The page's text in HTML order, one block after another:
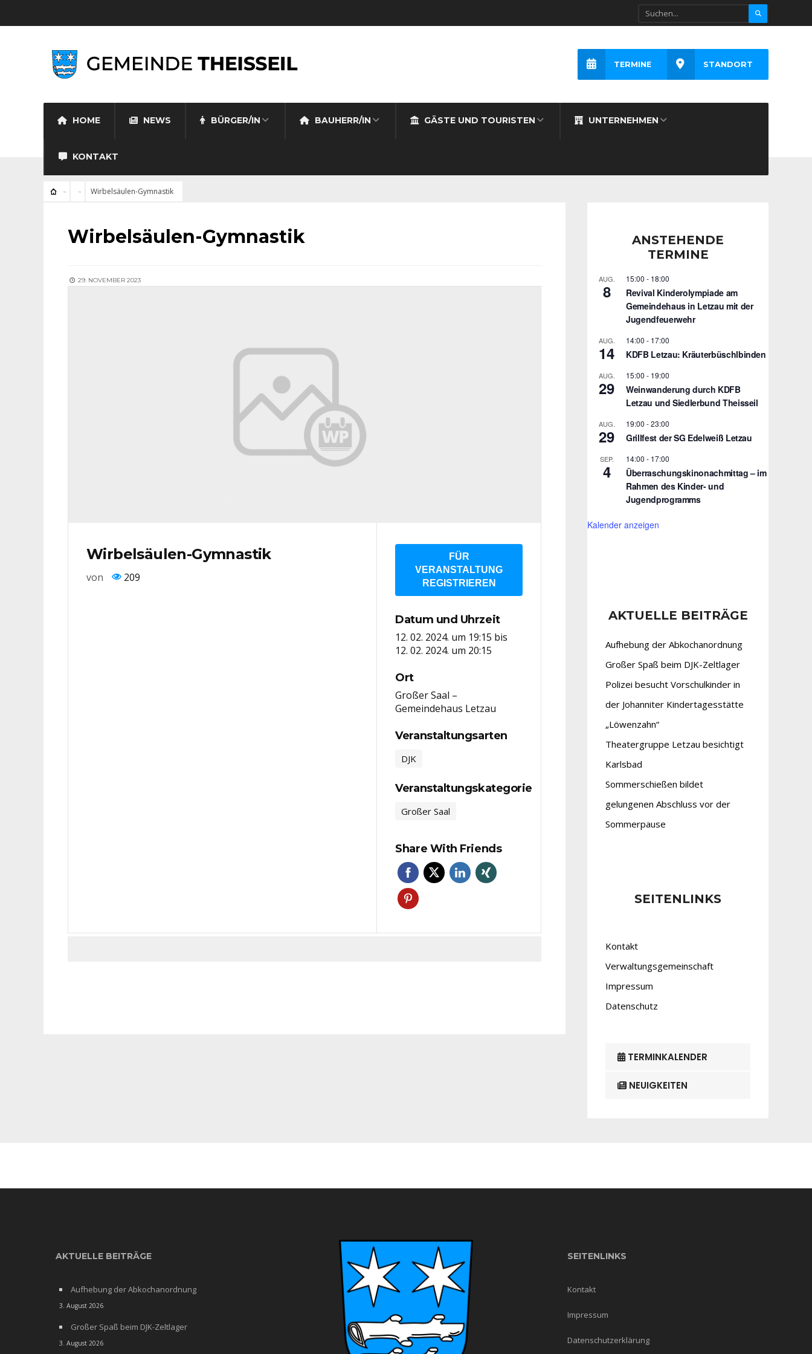
HOME NEWS BÜRGER/IN BAUHERR/IN GÄSTE UND TOURISTEN UNTERNEHMEN
KONTAKT
TERMINE STANDORT
Wirbelsäulen-Gymnastik
Wirbelsäulen-Gymnastik
29. NOVEMBER 2023
Wirbelsäulen-Gymnastik
von 209
FÜR
VERANSTALTUNG
REGISTRIEREN
Datum und Uhrzeit
12. 02. 2024. um 19:15 bis
12. 02. 2024. um 20:15
Ort
Großer Saal –
Gemeindehaus Letzau
Veranstaltungsarten
DJK
Veranstaltungskategorie
Großer Saal
Share With Friends
ANSTEHENDE
TERMINE
AUG.
8
15:00 - 18:00
Revival Kinderolympiade am
Gemeindehaus in Letzau mit der
Jugendfeuerwehr
AUG.
14
14:00 - 17:00
KDFB Letzau: Kräuterbüschlbinden
AUG.
29
15:00 - 19:00
Weinwanderung durch KDFB
Letzau und Siedlerbund Theisseil
AUG.
29
19:00 -23:00
Grillfest der SG Edelweiß Letzau
SEP.
4
14:00 - 17:00
Überraschungskinonachmittag – im
Rahmen des Kinder- und
Jugendprogramms
Kalender anzeigen
AKTUELLE BEITRÄGE
Aufhebung der Abkochanordnung
Großer Spaß beim DJK-Zeltlager
Polizei besucht Vorschulkinder in
der Johanniter Kindertagesstätte
„Löwenzahn“
Theatergruppe Letzau besichtigt
Karlsbad
Sommerschießen bildet
gelungenen Abschluss vor der
Sommerpause
SEITENLINKS
Kontakt
Verwaltungsgemeinschaft
Impressum
Datenschutz
TERMINKALENDER
NEUIGKEITEN
AKTUELLE BEITRÄGE
Aufhebung der Abkochanordnung
3. August 2026
Großer Spaß beim DJK-Zeltlager
3. August 2026
SEITENLINKS
Kontakt
Impressum
Datenschutzerklärung